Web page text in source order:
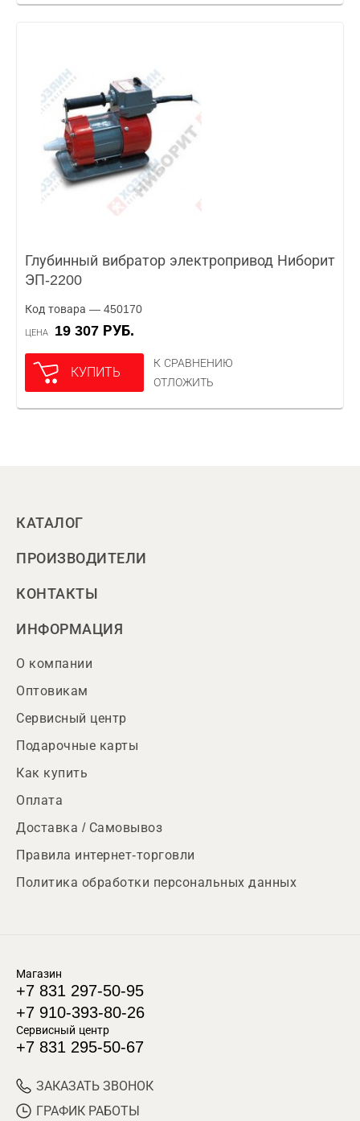
Глубинный вибратор электропривод Ниборит
ЭП-2200
Код товара — 450170
ЦЕНА 19 307 РУБ.
КУПИТЬ
К СРАВНЕНИЮ
ОТЛОЖИТЬ
КАТАЛОГ
ПРОИЗВОДИТЕЛИ
КОНТАКТЫ
ИНФОРМАЦИЯ
О компании
Оптовикам
Сервисный центр
Подарочные карты
Как купить
Оплата
Доставка / Самовывоз
Правила интернет-торговли
Политика обработки персональных данных
Магазин
+7 831 297-50-95
+7 910-393-80-26
Сервисный центр
+7 831 295-50-67
ЗАКАЗАТЬ ЗВОНОК
ГРАФИК РАБОТЫ